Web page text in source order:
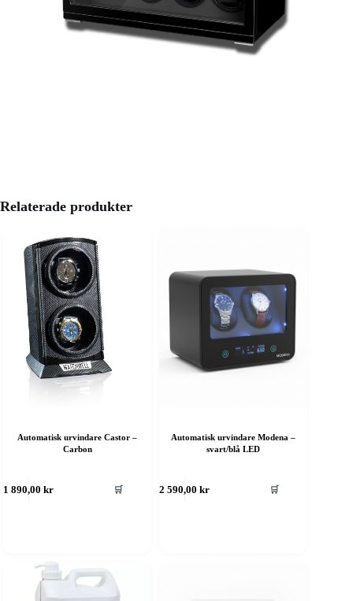
Relaterade produkter
Automatisk urvindare Castor –
Carbon
1 890,00kr 🛒
Automatisk urvindare Modena –
svart/blå LED
2 590,00kr 🛒